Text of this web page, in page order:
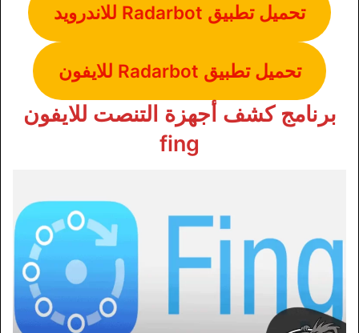
تحميل تطبيق Radarbot للاندرويد
تحميل تطبيق Radarbot للايفون
برنامج كشف أجهزة التنصت للايفون
fing